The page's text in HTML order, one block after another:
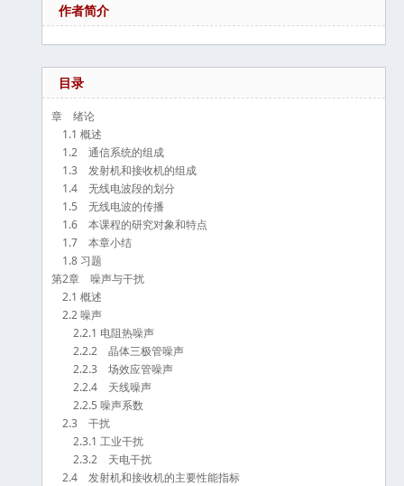
作者简介
目录
章 绪论
1.1 概述
1.2 通信系统的组成
1.3 发射机和接收机的组成
1.4 无线电波段的划分
1.5 无线电波的传播
1.6 本课程的研究对象和特点
1.7 本章小结
1.8 习题
第2章 噪声与干扰
2.1 概述
2.2 噪声
2.2.1 电阻热噪声
2.2.2 晶体三极管噪声
2.2.3 场效应管噪声
2.2.4 天线噪声
2.2.5 噪声系数
2.3 干扰
2.3.1 工业干扰
2.3.2 天电干扰
2.4 发射机和接收机的主要性能指标